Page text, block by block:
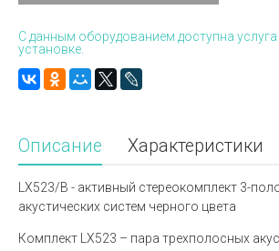
С данным оборудованием доступна
установке.
Описание Характеристики
LX523/B - активный стереокомплект 3-
акустических систем черного цвета
Комплект LX523 – пара трехполосных